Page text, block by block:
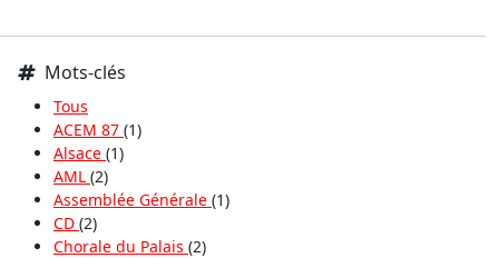
Mots-clés
Tous
ACEM 87 (1)
Alsace (1)
AML (2)
Assemblée Générale (1)
CD (2)
Chorale du Palais (2)